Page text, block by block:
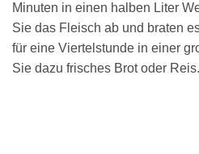
Minuten in einen halben Liter
Sie das Fleisch ab und braten
für eine Viertelstunde in einer
Sie dazu frisches Brot oder Reis.